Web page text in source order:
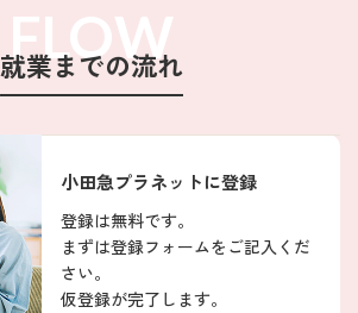
FLOW
就業までの流れ
小田急プラネットに登録
登録は無料です。
まずは登録フォームをご記入くだ
さい。
仮登録が完了します。